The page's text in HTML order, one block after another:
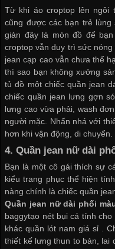
Từ khi áo croptop lên ngôi
cũng được các bạn trẻ
giản đây là món đồ để
croptop vẫn duy trì sức
jean cạp cao vẫn chưa thể
thì sao bạn khôngxưởng
tủ đồ một chiếc quần jean
chiếc quần jean lưng gợn
lưng cao vừa phải, wash
người mặc. Nhấn nhá với
hơn khi vận động, di chuyển.
4.Quần jean nữ dài
Bạn là một cô gái thích sự
kiểu trang phục thể hiện
nàng chính là chiếc quần
Quần jean nữ dài phối
baggytạo nét bụi cá tính
khácquần lót nam giá sỉ .
thiết kế lưng thun to bản, lai